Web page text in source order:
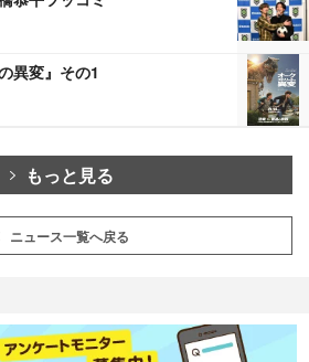
異変』その1
もっと見る
ニュース一覧へ戻る